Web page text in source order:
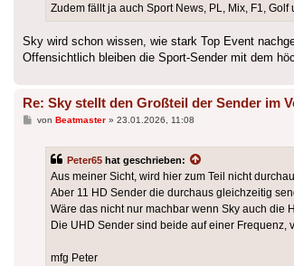
Zudem fällt ja auch Sport News, PL, Mix, F1,
Sky wird schon wissen, wie stark Top Event
Offensichtlich bleiben die Sport-Sender mit dem
Re: Sky stellt den Großteil der Sender im
Beitrag
von Beatmaster» 23.01.2026, 11:08
Peter65 hat geschrieben:
Aus meiner Sicht, wird hier zum Teil nicht
Aber 11 HD Sender die durchaus gleichzeitig
Wäre das nicht nur machbar wenn Sky auch die
Die UHD Sender sind beide auf einer
mfg Peter